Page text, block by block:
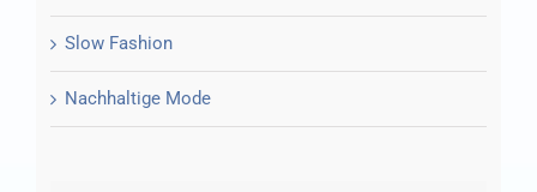
Slow Fashion
Nachhaltige Mode